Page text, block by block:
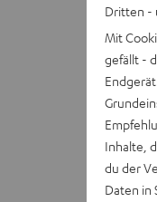
Dritten -
Mit
gefällt -
Inhalte,
du der
Daten in